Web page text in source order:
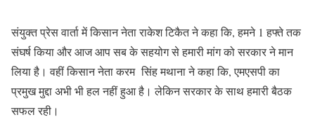
संयुक्त प्रेस वार्ता में किसान नेता राकेश टिकैत ने कहा कि, हमने 1 हफ्ते तक
संघर्ष किया और आज आप सब के सहयोग से हमारी मांग को सरकार ने मान
लिया है। वहीं किसान नेता करम सिंह मथाना ने कहा कि, एमएसपी का
प्रमुख मुद्दा अभी भी हल नहीं हुआ है। लेकिन सरकार के साथ हमारी बैठक
सफल रही।